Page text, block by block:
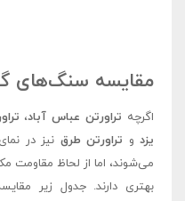
مقایسه سنگ‌های
اگرچه تراورتن عباس آباد،
یزد و تراورتن طرق نیز در
می‌شوند، اما از لحاظ مقاومت
بهتری دارند. جدول زیر